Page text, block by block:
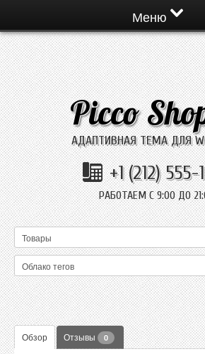
Меню
Picco
АДАПТИВНАЯ ТЕМА ДЛЯ
+1 (212) 555-
РАБОТАЕМ С 9:00 ДО
Обзор Отзывы 0